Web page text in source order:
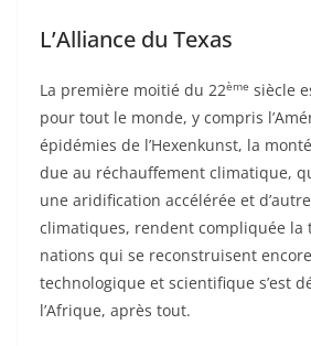
L’Alliance du Texas
La première moitié du 22ème siècle
pour tout le monde, y compris
épidémies de l’Hexenkunst, la
due au réchauffement climatique,
une aridification accélérée et
climatiques, rendent compliquée la
nations qui se reconstruisent
technologique et scientifique s’est
l’Afrique, après tout.